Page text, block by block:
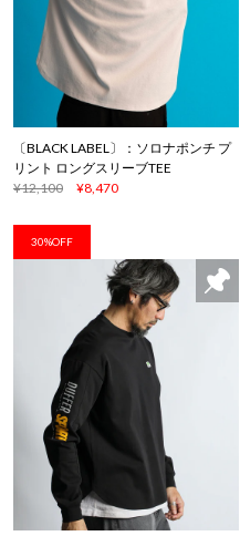
〔BLACK LABEL〕：ソロナポンチ プ
リント ロングスリーブTEE
¥12,100
¥8,470
30%OFF